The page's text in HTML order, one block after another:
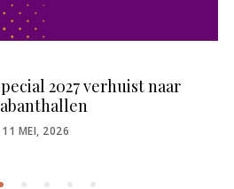
2027 verhuist naar
POSTED
11 MEI, 2026